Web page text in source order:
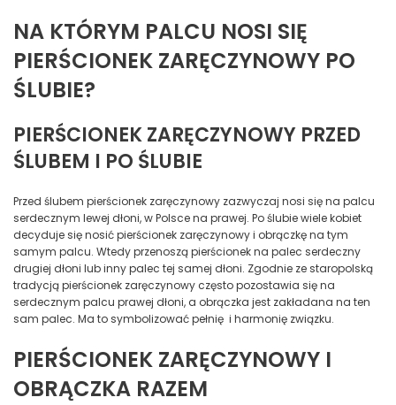
NA KTÓRYM PALCU NOSI SIĘ
PIERŚCIONEK ZARĘCZYNOWY PO
ŚLUBIE?
PIERŚCIONEK ZARĘCZYNOWY PRZED
ŚLUBEM I PO ŚLUBIE
Przed ślubem pierścionek zaręczynowy zazwyczaj nosi się na palcu
serdecznym lewej dłoni, w Polsce na prawej. Po ślubie wiele kobiet
decyduje się nosić pierścionek zaręczynowy i obrączkę na tym
samym palcu. Wtedy przenoszą pierścionek na palec serdeczny
drugiej dłoni lub inny palec tej samej dłoni. Zgodnie ze staropolską
tradycją pierścionek zaręczynowy często pozostawia się na
serdecznym palcu prawej dłoni, a obrączka jest zakładana na ten
sam palec. Ma to symbolizować pełnię i harmonię związku.
PIERŚCIONEK ZARĘCZYNOWY I
OBRĄCZKA RAZEM